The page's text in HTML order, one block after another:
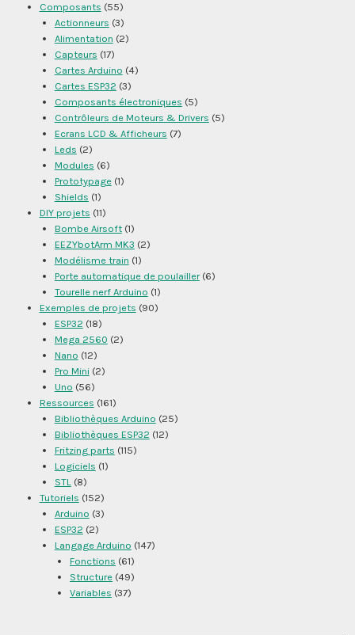
Composants (55)
Actionneurs (3)
Alimentation (2)
Capteurs (17)
Cartes Arduino (4)
Cartes ESP32 (3)
Composants électroniques (5)
Contrôleurs de Moteurs & Drivers (5)
Ecrans LCD & Afficheurs (7)
Leds (2)
Modules (6)
Prototypage(1)
Shields (1)
DIY projets (11)
Bombe Airsoft(1)
EEZYbotArm MK3 (2)
Modélisme train (1)
Porte automatique de poulailler(6)
Tourelle nerf Arduino (1)
Exemples de projets (90)
ESP32 (18)
Mega 2560 (2)
Nano (12)
Pro Mini(2)
Uno (56)
Ressources (161)
Bibliothèques Arduino (25)
Bibliothèques ESP32 (12)
Fritzing parts (115)
Logiciels (1)
STL(8)
Tutoriels (152)
Arduino (3)
ESP32 (2)
Langage Arduino (147)
Fonctions (61)
Structure(49)
Variables (37)